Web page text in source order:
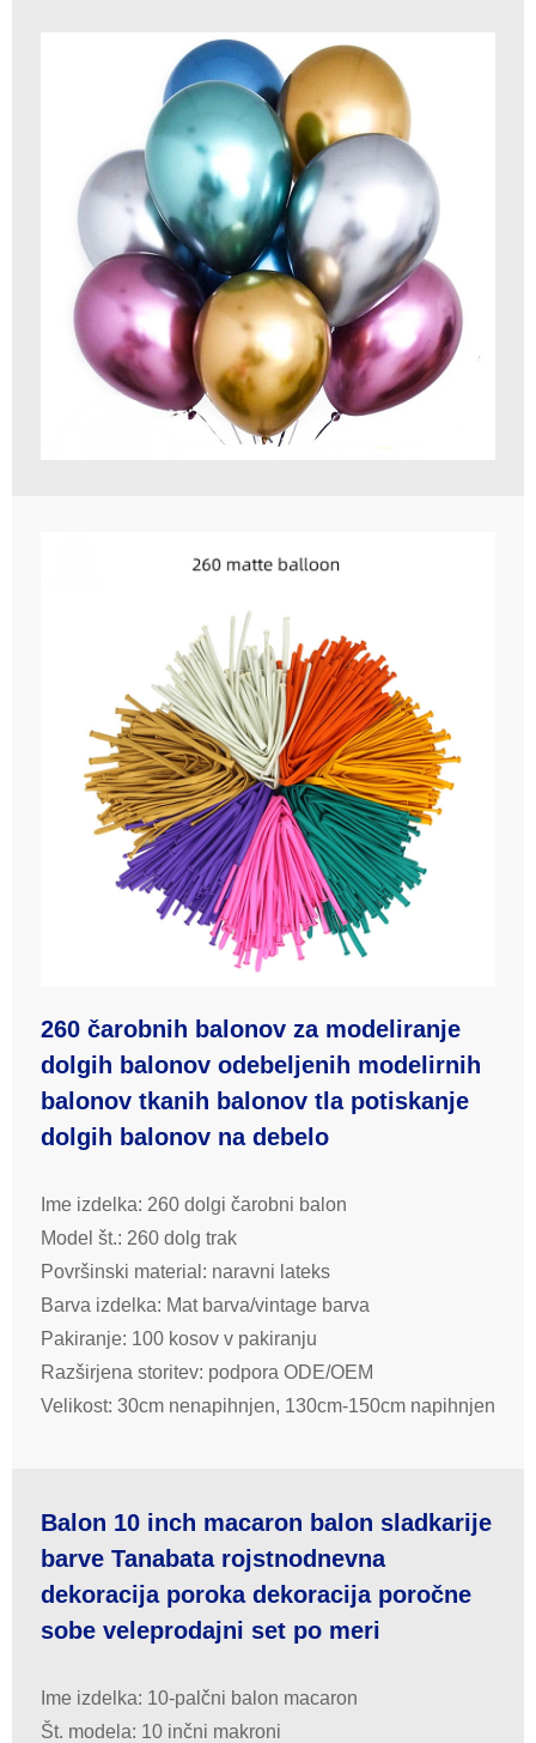
260 čarobnih balonov za modeliranje
dolgih balonov odebeljenih modelirnih
balonov tkanih balonov tla potiskanje
dolgih balonov na debelo
Ime izdelka: 260 dolgi čarobni balon
Model št.: 260 dolg trak
Površinski material: naravni lateks
Barva izdelka: Mat barva/vintage barva
Pakiranje: 100 kosov v pakiranju
Razširjena storitev: podpora ODE/OEM
Velikost: 30cm nenapihnjen, 130cm-150cm napihnjen
Balon 10 inch macaron balon sladkarije
barve Tanabata rojstnodnevna
dekoracija poroka dekoracija poročne
sobe veleprodajni set po meri
Ime izdelka: 10-palčni balon macaron
Št. modela: 10 inčni makroni